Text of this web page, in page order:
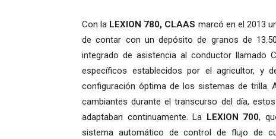
Con la LEXION 780, CLAAS marcó en el 2013
de contar con un depósito de granos de
integrado de asistencia al conductor llamado
específicos establecidos por el agricultor, y
configuración óptima de los sistemas de trilla.
cambiantes durante el transcurso del día,
adaptaban continuamente. La
LEXION 700,
sistema automático de control de flujo de